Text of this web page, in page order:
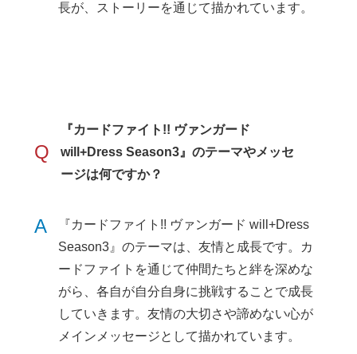
長が、ストーリーを通じて描かれています。
Q
『カードファイト!! ヴァンガード
will+Dress Season3』のテーマやメッセ
ージは何ですか？
A
『カードファイト!! ヴァンガード will+Dress
Season3』のテーマは、友情と成長です。カ
ードファイトを通じて仲間たちと絆を深めな
がら、各自が自分自身に挑戦することで成長
していきます。友情の大切さや諦めない心が
メインメッセージとして描かれています。